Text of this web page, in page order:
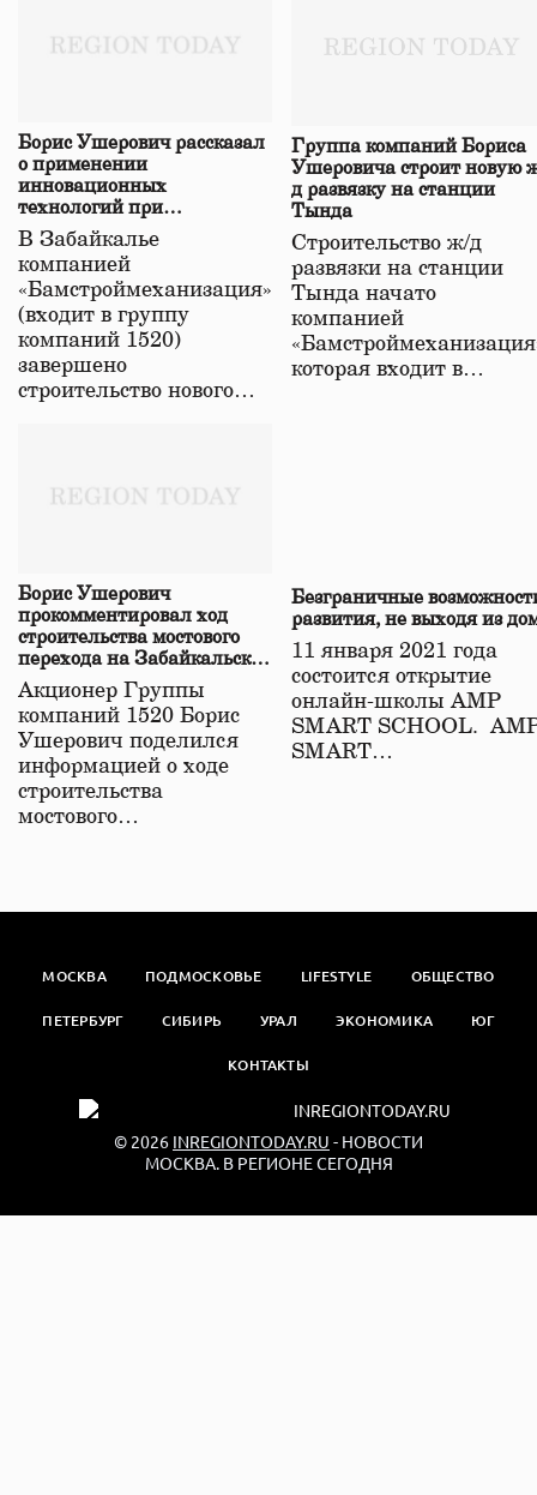
Борис Ушерович рассказал
о применении
инновационных
технологий при
строительстве нового моста
в Забайкалье
В Забайкалье
компанией
«Бамстроймеханизация»
(входит в группу
компаний 1520)
завершено
строительство нового…
Группа компаний Бориса
Ушеровича строит новую
д развязку на станции
Тында
Строительство ж/д
развязки на станции
Тында начато
компанией
которая входит в…
Борис Ушерович
прокомментировал ход
строительства мостового
перехода на Забайкальской
железной дороге
Акционер Группы
компаний 1520 Борис
Ушерович поделился
информацией о ходе
строительства
мостового…
Безграничные
развития, не выходя из
11 января 2021 года
состоится открытие
онлайн-школы АМР
SMART SCHOOL.
SMART…
МОСКВА ПОДМОСКОВЬЕ LIFESTYLE ОБЩЕСТВО
ПЕТЕРБУРГ СИБИРЬ УРАЛ ЭКОНОМИКА ЮГ
КОНТАКТЫ
© 2026 INREGIONTODAY.RU - НОВОСТИ
МОСКВА. В РЕГИОНЕ СЕГОДНЯ